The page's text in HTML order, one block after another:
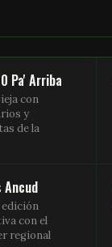
Pa' Arriba
con
y
de la
edición
con el
regional